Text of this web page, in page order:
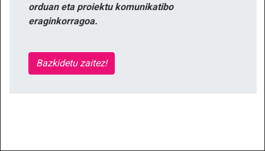
orduan eta proiektu komunikatibo
eraginkorragoa.
Bazkidetu zaitez!